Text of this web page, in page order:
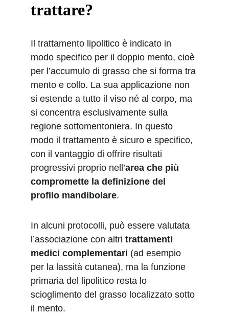
trattare?
Il trattamento lipolitico è indicato in
modo specifico per il doppio mento, cioè
per l’accumulo di grasso che si forma tra
mento e collo. La sua applicazione non
si estende a tutto il viso né al corpo, ma
si concentra esclusivamente sulla
regione sottomentoniera. In questo
modo il trattamento è sicuro e specifico,
con il vantaggio di offrire risultati
progressivi proprio nell’area che più
compromette la definizione del
profilo mandibolare.
In alcuni protocolli, può essere valutata
l’associazione con altri trattamenti
medici complementari (ad esempio
per la lassità cutanea), ma la funzione
primaria del lipolitico resta lo
scioglimento del grasso localizzato sotto
il mento.